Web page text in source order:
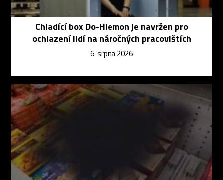
Chladící box Do-Hiemon je navržen pro
ochlazení lidí na náročných pracovištích
6. srpna 2026